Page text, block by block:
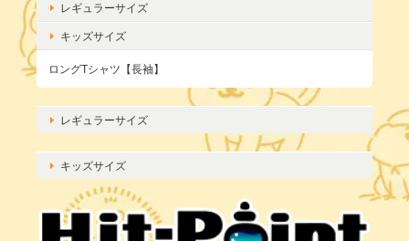
レギュラーサイズ
キッズサイズ
ロングTシャツ【長袖】
レギュラーサイズ
キッズサイズ